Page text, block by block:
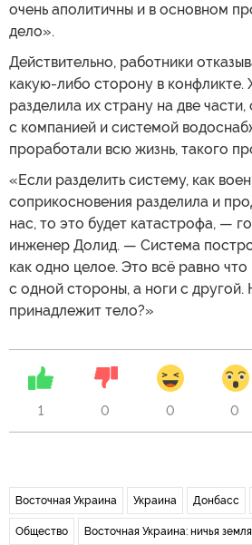
очень аполитичны и в основном
дело».
Действительно, работники
какую-либо сторону в конфликте.
разделила их страну на две
с компанией и системой
проработали всю жизнь, такого
«Если разделить систему, как
соприкосновения разделила и
нас, то это будет катастрофа, —
инженер Долид. — Система
как одно целое. Это всё равно
с одной стороны, а ноги с другой.
принадлежит тело?»
1 0 0 0
Восточная Украина Украина Донбасс
Общество Восточная Украина: ничья земля